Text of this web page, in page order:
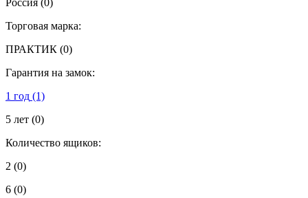
Россия (0)
Торговая марка:
ПРАКТИК (0)
Гарантия на замок:
1 год (1)
5 лет (0)
Количество ящиков:
2 (0)
6 (0)